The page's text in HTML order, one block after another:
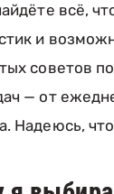
всё,
и
советов
— от
Надеюсь,